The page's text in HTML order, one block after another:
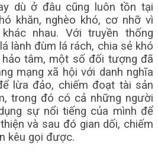
dù ở đâu cũng luôn tồn tại
khăn, nghèo khó, cơ nhỡ vì
nhau. Với truyền thống
lành đùm lá rách, chia sẻ khó
hảo tâm, một số đối tượng đã
mạng xã hội với danh nghĩa
lừa đảo, chiếm đoạt tài sản
trong đó có cả những người
sự nổi tiếng của mình để
và sau đó gian dối, chiếm
kêu gọi được.